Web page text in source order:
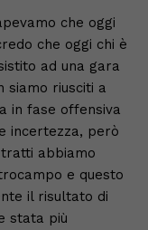
che oggi
che oggi chi è
ad una gara
siamo riusciti a
in fase offensiva
incertezza, però
abbiamo
e questo
il risultato di
stata più